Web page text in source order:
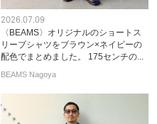
2026.07.09
〈BEAMS〉オリジナルのショートス
リーブシャツをブラウン×ネイビーの
配色でまとめました。 175センチの...
BEAMS Nagoya